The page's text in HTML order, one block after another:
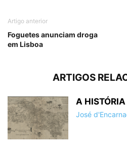
Artigo anterior
Foguetes anunciam droga
em Lisboa
ARTIGOS
A HISTÓRIA
José